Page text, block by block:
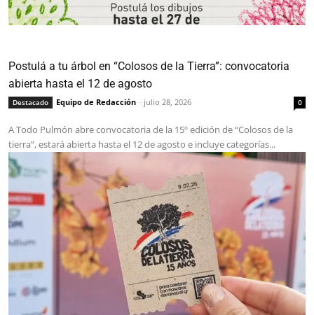
Postulá a tu árbol en “Colosos de la Tierra”: convocatoria
abierta hasta el 12 de agosto
Destacado Equipo de Redacción - julio 28, 2026 0
A Todo Pulmón abre convocatoria de la 15º edición de “Colosos de la
tierra”, estará abierta hasta el 12 de agosto e incluye categorías...